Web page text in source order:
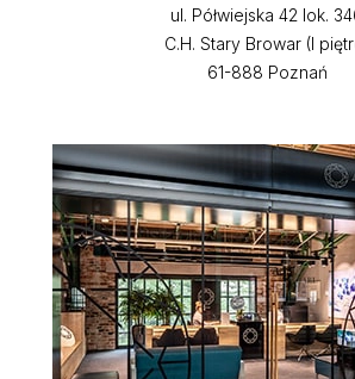
ul. Półwiejska 42 lok.
C.H. Stary Browar (I
61-888 Poznań